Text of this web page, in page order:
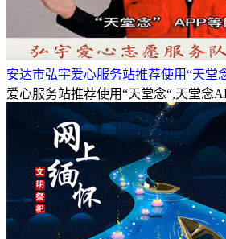
安达市弘宇爱心服务站推荐使用“天堂
爱心服务站推荐使用“天堂念“,天堂念